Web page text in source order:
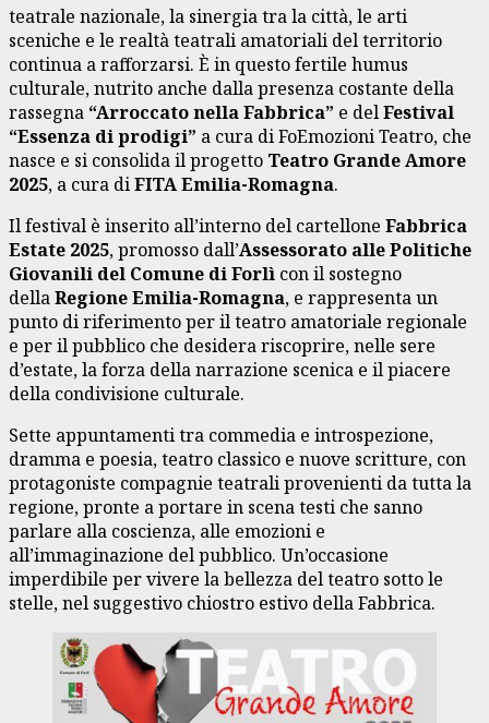
teatrale nazionale, la sinergia tra la città, le arti
sceniche e le realtà teatrali amatoriali del territorio
continua a rafforzarsi. È in questo fertile humus
culturale, nutrito anche dalla presenza costante della
rassegna “Arroccato nella Fabbrica” e delFestival
“Essenza di prodigi” a cura di FoEmozioni Teatro, che
nasce e si consolida il progetto Teatro Grande Amore
2025, a cura diFITA Emilia-Romagna.
Il festival è inserito all’interno del cartellone Fabbrica
Estate 2025, promosso dall’Assessorato alle Politiche
Giovanili del Comune di Forlì con il sostegno
dellaRegione Emilia-Romagna, e rappresenta un
punto di riferimento per il teatro amatoriale regionale
e per il pubblico che desidera riscoprire, nelle sere
d’estate, la forza della narrazione scenica e il piacere
della condivisione culturale.
Sette appuntamenti tra commedia e introspezione,
dramma e poesia, teatro classico e nuove scritture, con
protagoniste compagnie teatrali provenienti da tutta la
regione, pronte a portare in scena testi che sanno
parlare alla coscienza, alle emozioni e
all’immaginazione del pubblico. Un’occasione
imperdibile per vivere la bellezza del teatro sotto le
stelle, nel suggestivo chiostro estivo della Fabbrica.